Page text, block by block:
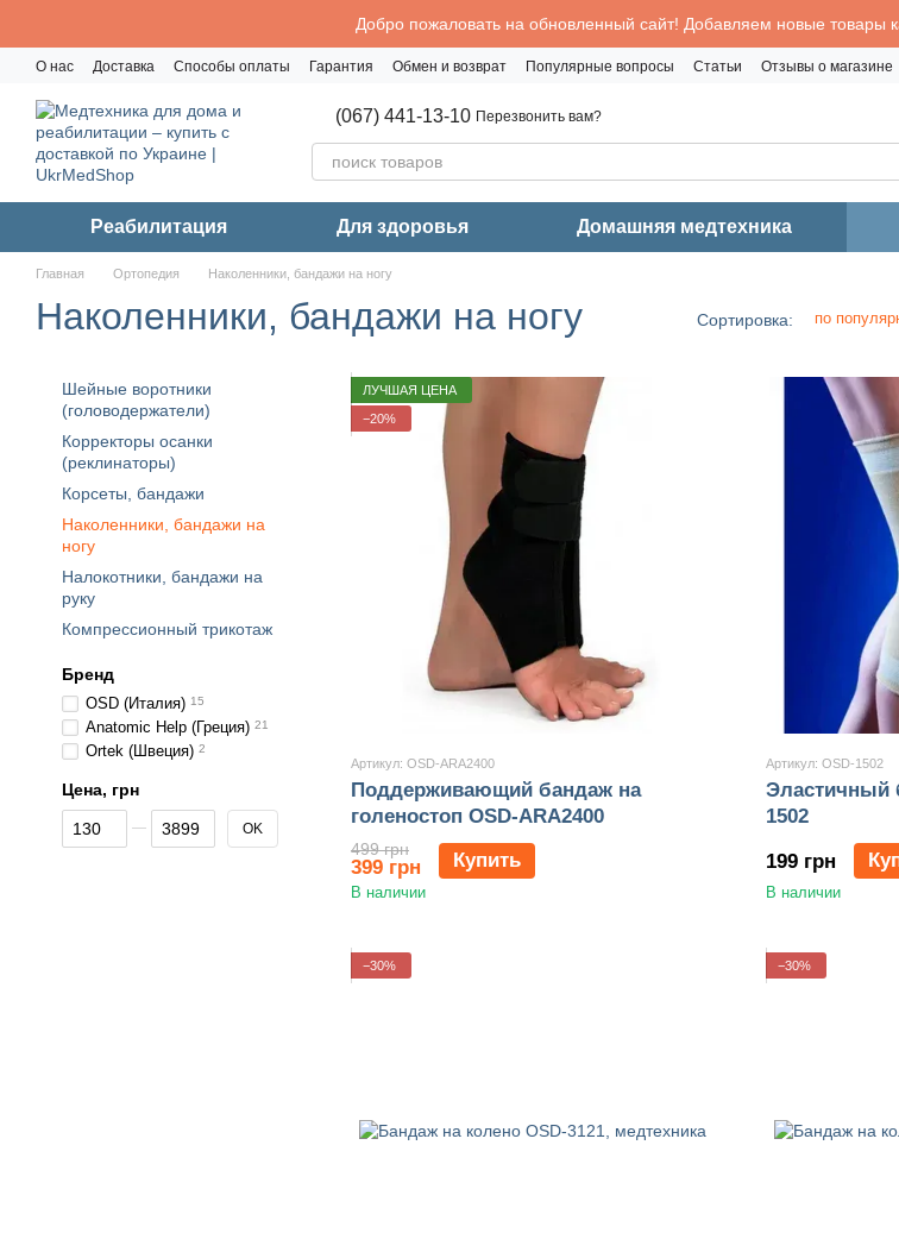
Добро пожаловать на обновленный сайт! Добавляем новые товары
О нас Доставка Способы оплаты Гарантия Обмен и возврат Популярные вопросы Статьи Отзывы о магазине
(067) 441-13-10 Перезвонить вам?
Реабилитация Для здоровья Домашняя медтехника
Главная Ортопедия Наколенники, бандажи на ногу
Наколенники, бандажи на ногу Сортировка: по
ЛУЧШАЯ ЦЕНА
−20%
Артикул: OSD-ARA2400
Поддерживающий бандаж на
голеностоп OSD-ARA2400
499 грн
399 грн Купить
В наличии
Артикул: OSD-1502
Эластичный
1502
199 грн
В наличии
−30% −30%
Шейные воротники
(головодержатели)
Корректоры осанки
(реклинаторы)
Корсеты, бандажи
Наколенники, бандажи на
ногу
Налокотники, бандажи на
руку
Компрессионный трикотаж
Бренд
OSD (Италия) 15
Anatomic Help (Греция) 21
Ortek (Швеция) 2
Цена, грн
От Цена, грн
До Цена, грн OK